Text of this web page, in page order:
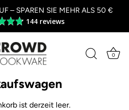
– SPAREN SIE MEHR ALS 50 €
Average
rating
4.8
out
of
144 reviews
0
ist derzeit leer.